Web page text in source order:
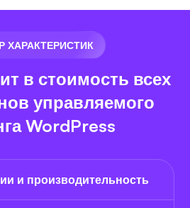
ХАРАКТЕРИСТИК
в стоимость всех
управляемого
WordPress
и производительность